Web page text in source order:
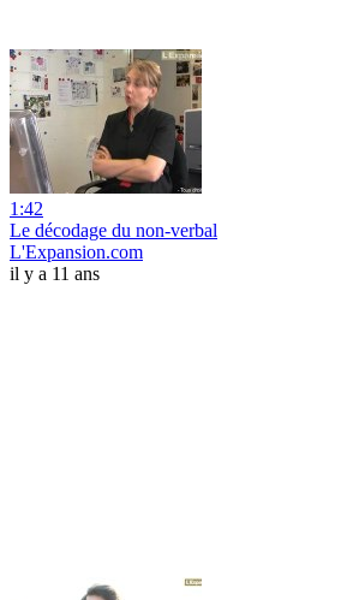
1:42
Le décodage du non-verbal
L'Expansion.com
il y a 11 ans